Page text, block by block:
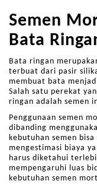
Semen
Bata
Bata ringan
terbuat dari pasir
membuat bata
Salah satu perekat
ringan adalah semen
Penggunaan semen
dibanding
kebutuhan semen
mengestimasi biaya
harus diketahui
mempengaruhi luas
kebutuhan semen